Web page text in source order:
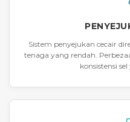
Sistem penyejukan cecair
tenaga yang rendah.
konsistensi